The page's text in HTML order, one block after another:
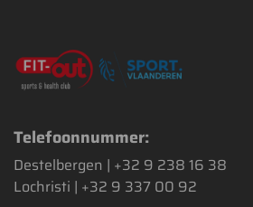
Telefoonnummer:
Destelbergen | +32 9 238 16 38
Lochristi | +32 9 337 00 92